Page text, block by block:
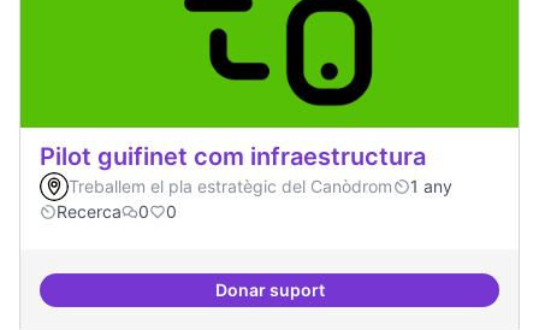
Pilot guifinet com infraestructura
Treballem el pla estratègic del Canòdrom
1 any
Recerca
0 0
Donar suportPilot guifinet com